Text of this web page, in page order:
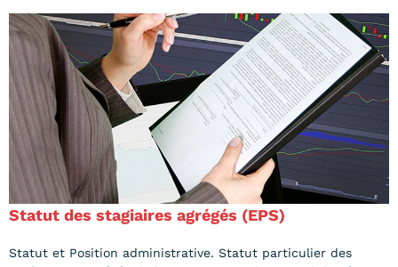
Statut des stagiaires agrégés (EPS)
Statut et Position administrative. Statut particulier des